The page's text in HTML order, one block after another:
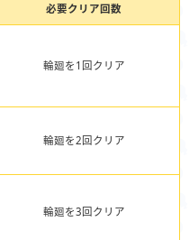
必要クリア回数
輪廻を1回クリア
輪廻を2回クリア
輪廻を3回クリア